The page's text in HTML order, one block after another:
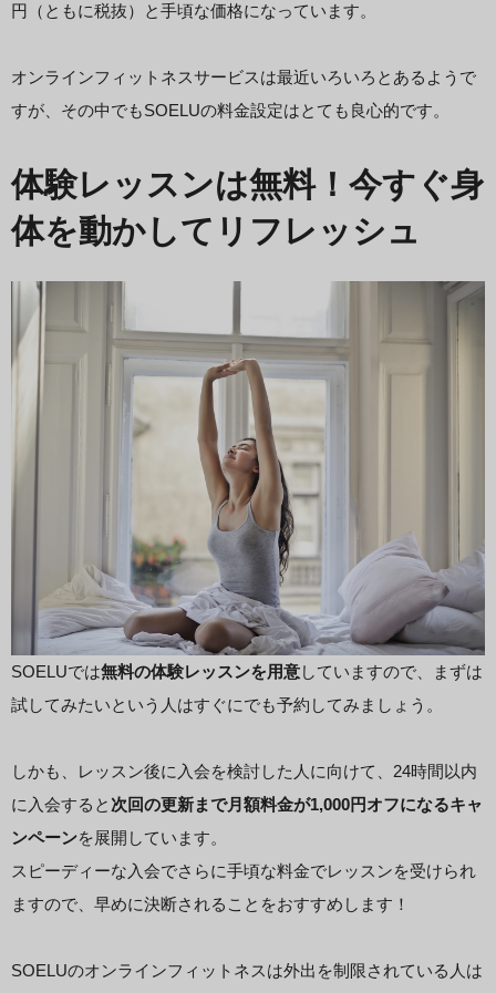
円（ともに税抜）と手頃な価格になっています。
オンラインフィットネスサービスは最近いろいろとあるようで
すが、その中でもSOELUの料金設定はとても良心的です。
体験レッスンは無料！今すぐ身
体を動かしてリフレッシュ
SOELUでは無料の体験レッスンを用意していますので、まずは
試してみたいという人はすぐにでも予約してみましょう。
しかも、レッスン後に入会を検討した人に向けて、24時間以内
に入会すると 次回の更新まで月額料金が1,000円オフになるキャ
ンペーンを展開しています。
スピーディーな入会でさらに手頃な料金でレッスンを受けられ
ますので、早めに決断されることをおすすめします！
SOELUのオンラインフィットネスは外出を制限されている人は